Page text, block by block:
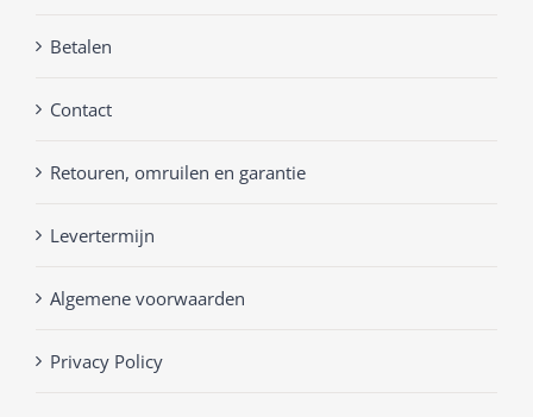
Betalen
Contact
Retouren, omruilen en garantie
Levertermijn
Algemene voorwaarden
Privacy Policy